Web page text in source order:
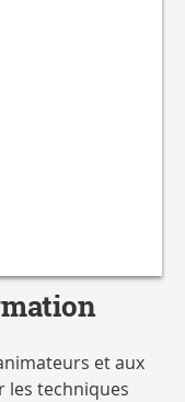
et aux
les techniques